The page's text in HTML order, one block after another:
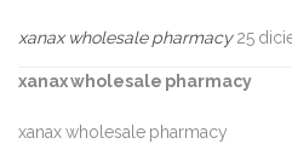
xanax wholesale pharmacy 25
xanax wholesale pharmacy
xanax wholesale pharmacy